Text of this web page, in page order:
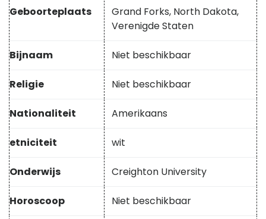
Geboorteplaats
Grand Forks, North Dakota,
Verenigde Staten
Bijnaam Niet beschikbaar
Religie Niet beschikbaar
Nationaliteit Amerikaans
etniciteit wit
Onderwijs Creighton University
Horoscoop Niet beschikbaar